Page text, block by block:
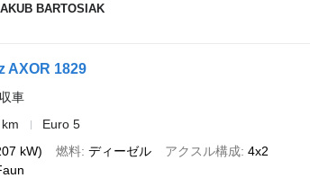
BARTOSIAK
AXOR 1829
車
Euro 5
kW) 燃料 ディーゼル アクスル構成 4x2